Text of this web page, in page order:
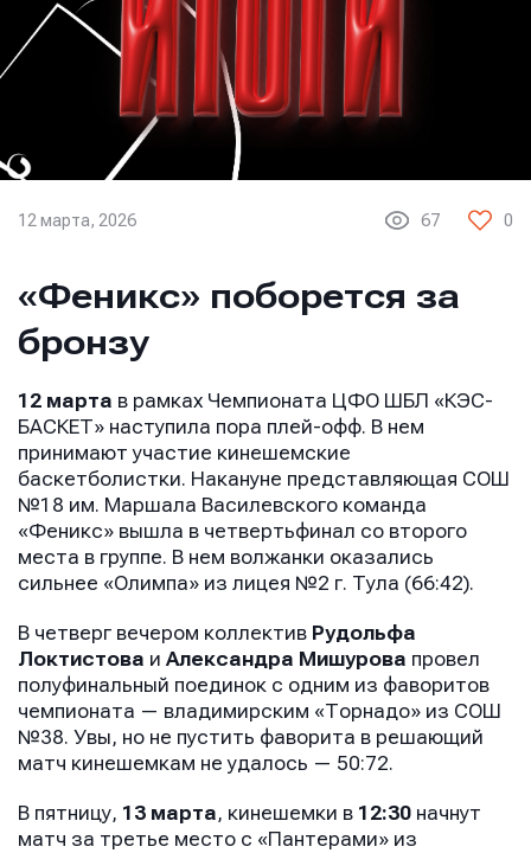
12 марта, 2026 67 0
«Феникс» поборется за
бронзу
12 марта в рамках Чемпионата ЦФО ШБЛ «КЭС-
БАСКЕТ» наступила пора плей-офф. В нем
принимают участие кинешемские
баскетболистки. Накануне представляющая СОШ
№18 им. Маршала Василевского команда
«Феникс» вышла в четвертьфинал со второго
места в группе. В нем волжанки оказались
сильнее «Олимпа» из лицея №2 г. Тула (66:42).
В четверг вечером коллектив Рудольфа
Локтистова и Александра Мишурова провел
полуфинальный поединок с одним из фаворитов
чемпионата — владимирским «Торнадо» из СОШ
№38. Увы, но не пустить фаворита в решающий
матч кинешемкам не удалось — 50:72.
В пятницу, 13 марта, кинешемки в 12:30 начнут
матч за третье место с «Пантерами» из